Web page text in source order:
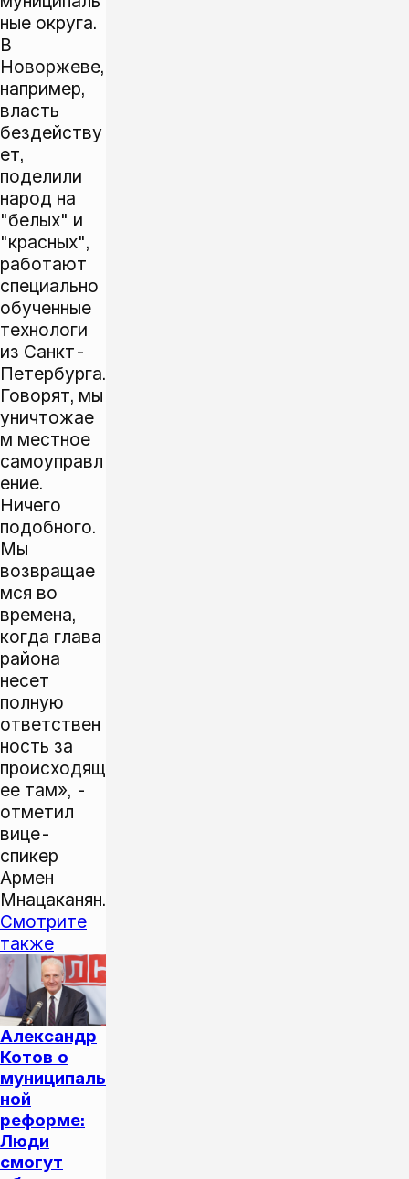
ные округа.
В
Новоржеве,
например,
власть
бездейству
ет,
поделили
народ на
"белых" и
"красных",
работают
специально
обученные
технологи
из Санкт-
Петербурга.
Говорят, мы
уничтожае
м местное
самоуправл
ение.
Ничего
подобного.
Мы
возвращае
мся во
времена,
когда глава
района
несет
полную
ответствен
ность за
происходящ
ее там», -
отметил
вице-
спикер
Армен
Мнацаканян.
Смотрите
также
Александр
Котов о
муниципаль
ной
реформе:
Люди
смогут